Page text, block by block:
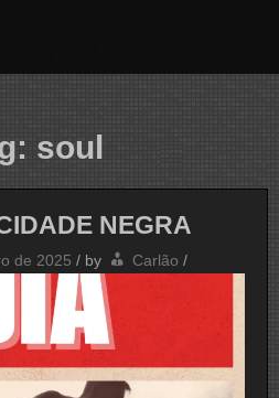
soul
NEGRA
de 2025 / by Carlão /